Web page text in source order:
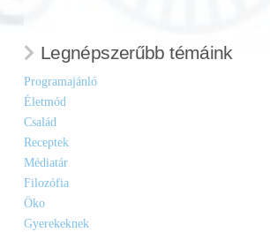
Legnépszerűbb témáink
Programajánló
Életmód
Család
Receptek
Médiatár
Filozófia
Öko
Gyerekeknek